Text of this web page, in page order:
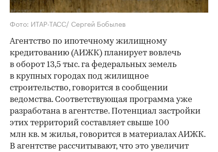
Фото: ИТАР-ТАСС/ Сергей Бобылев
Агентство по ипотечному жилищному
кредитованию (АИЖК) планирует вовлечь
в оборот 13,5 тыс. га федеральных земель
в крупных городах под жилищное
строительство, говорится в сообщении
ведомства. Соответствующая программа уже
разработана в агентстве. Потенциал застройки
этих территорий составляет свыше 100
млн кв. м жилья, говорится в материалах АИЖК.
В агентстве рассчитывают, что это увеличит